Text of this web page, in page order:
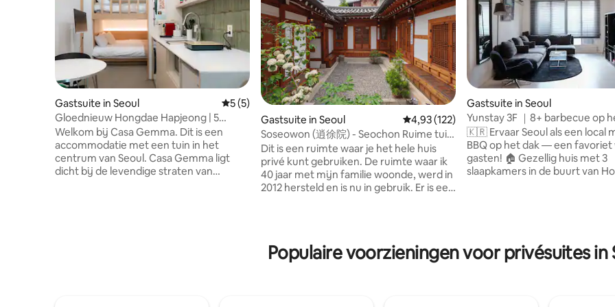
Gastsuite in Seoul Gemiddelde beoordeling van 5 op 5, 5 recensies
5 (5)
Gloednieuw Hongdae Hapjeong | 5
minuten van station Hapjeong | Dicht bij
de luchthavenlijn | Winkelen op Red Road
| Ontspannen en comfortabel queensize
bed
Welkom bij Casa Gemma. Dit is een
accommodatie met een tuin in het
centrum van Seoul. Casa Gemma ligt
dicht bij de levendige straten van
Gastsuite in Seoul Gemiddelde beoordeling van 4,93 op 5, 122
4,93 (122)
Soseowon (逍徐院) - Seochon Ruime tuin
Hanok
Dit is een ruimte waar je het hele huis
privé kunt gebruiken. De ruimte waar ik
40 jaar met mijn familie woonde, werd in
2012 hersteld en is nu in gebruik. Er is een
Er zijn 3 slaapkamers, 1 badkamer en een
ruime keuken. Er zijn twee queensize
Gastsuite in Seoul
Yunstay 3F ｜8+ barbecue op
de buurt van Hongdae
🇰🇷 Ervaar Seoul als een local
BBQ op het dak — een favoriet
gasten! 🏠 Gezellig huis met 3
slaapkamers in de buurt van
schoongemaakt voor elk
Veilig en comfortabel verblijf.
Populaire voorzieningen voor privésuites in